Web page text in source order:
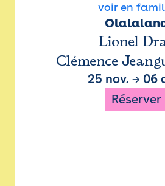
voir en
Lionel
Clémence
25 nov. → 06
Réserver